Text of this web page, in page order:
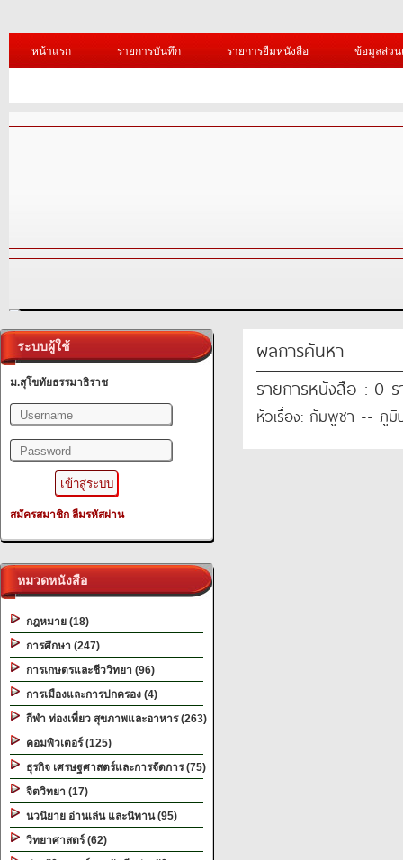
หน้าแรก รายการบันทึก รายการยืมหนังสือ ข้อมูลส่ว
A PHP Error was encountered
Severity: Notice
Message: Undefined variable: uni_id
Filename: library/header.php
Line Number: 345
/2.png?=
A PHP Error was encountered
Severity: Notice
Message: Undefined variable: uni_id
Filename: library/header.php
Line Number: 345
A PHP Error was encountered
Severity: Warning
Message: filemtime(): stat failed for
Filename: library/header.php
Line Number: 345
"alt="Slider 01" />
ระบบผู้ใช้
ม.สุโขทัยธรรมาธิราช
สมัครสมาชิก ลืมรหัสผ่าน
หมวดหนังสือ
กฎหมาย (18)
การศึกษา (247)
การเกษตรและชีววิทยา (96)
การเมืองและการปกครอง (4)
กีฬา ท่องเที่ยว สุขภาพและอาหาร (263)
คอมพิวเตอร์ (125)
ธุรกิจ เศรษฐศาสตร์และการจัดการ (75)
จิตวิทยา (17)
นวนิยาย อ่านเล่น และนิทาน (95)
วิทยาศาสตร์ (62)
ผลการค้นหา
รายการหนังสือ : 0 ร
หัวเรื่อง: กัมพูชา -- ภูมิป